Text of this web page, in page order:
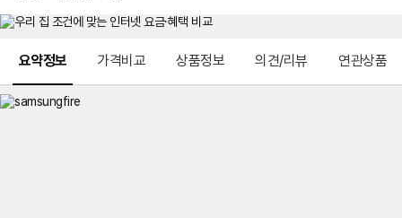
요약정보 가격비교 상품정보 의견/리뷰 연관상품